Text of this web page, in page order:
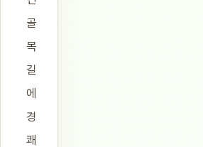
골
목
길
에
경
쾌